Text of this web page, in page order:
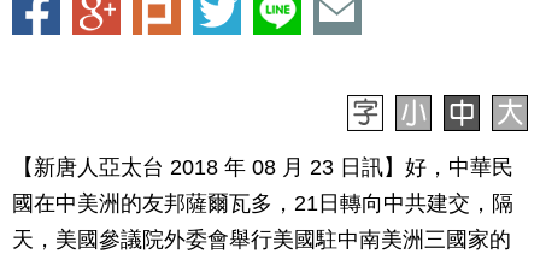
【新唐人亞太台 2018 年 08 月 23 日訊】好，中華民
國在中美洲的友邦薩爾瓦多，21日轉向中共建交，隔
天，美國參議院外委會舉行美國駐中南美洲三國家的